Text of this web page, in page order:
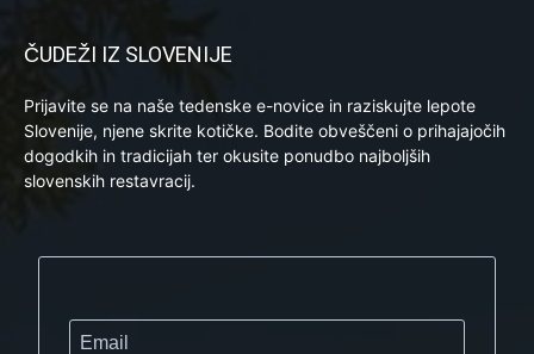
ČUDEŽI IZ SLOVENIJE
Prijavite se na naše tedenske e-novice in raziskujte lepote
Slovenije, njene skrite kotičke. Bodite obveščeni o prihajajočih
dogodkih in tradicijah ter okusite ponudbo najboljših
slovenskih restavracij.